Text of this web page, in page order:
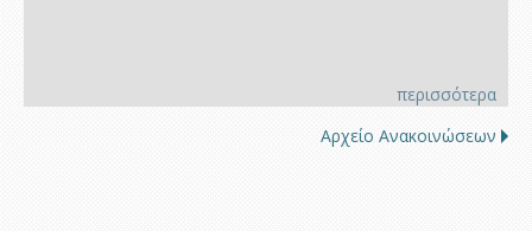
περισσότερα
Αρχείο Ανακοινώσεων